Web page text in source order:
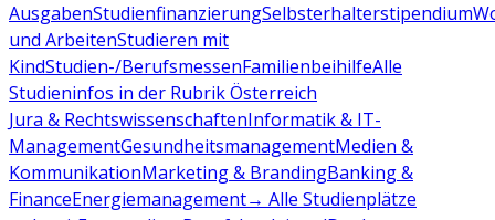
AusgabenStudienfinanzierungSelbsterhalterstipendium
und ArbeitenStudieren mit
KindStudien-/BerufsmessenFamilienbeihilfeAlle
Studieninfos in der Rubrik Österreich
Jura & RechtswissenschaftenInformatik & IT-
ManagementGesundheitsmanagementMedien &
KommunikationMarketing & BrandingBanking &
FinanceEnergiemanagement→ Alle Studienplätze